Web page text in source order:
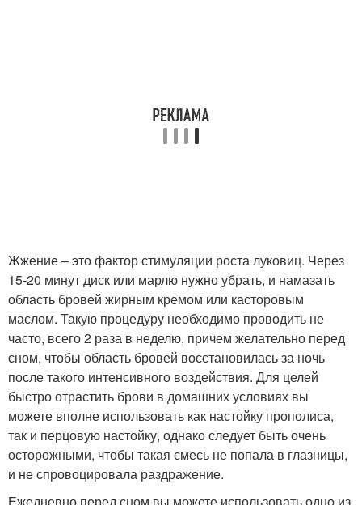
Жжение – это фактор стимуляции роста луковиц. Через
15-20 минут диск или марлю нужно убрать, и намазать
область бровей жирным кремом или касторовым
маслом. Такую процедуру необходимо проводить не
часто, всего 2 раза в неделю, причем желательно перед
сном, чтобы область бровей восстановилась за ночь
после такого интенсивного воздействия. Для целей
быстро отрастить брови в домашних условиях вы
можете вполне использовать как настойку прополиса,
так и перцовую настойку, однако следует быть очень
осторожными, чтобы такая смесь не попала в глазницы,
и не спровоцировала раздражение.
Ежедневно перед сном вы можете использовать одно из